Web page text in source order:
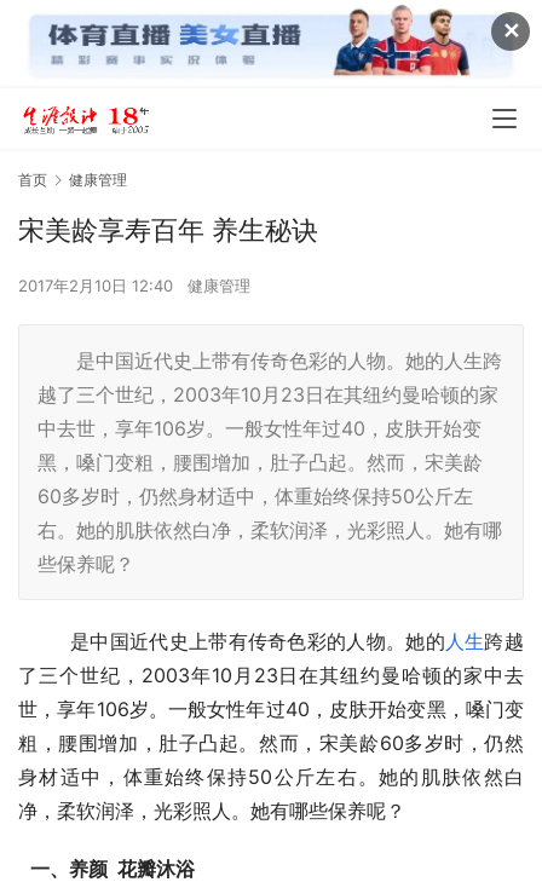
✕
首页 健康管理
宋美龄享寿百年 养生秘诀
2017年2月10日 12:40 健康管理
是中国近代史上带有传奇色彩的人物。她的人生跨
越了三个世纪，2003年10月23日在其纽约曼哈顿的家
中去世，享年106岁。一般女性年过40，皮肤开始变
黑，嗓门变粗，腰围增加，肚子凸起。然而，宋美龄
60多岁时，仍然身材适中，体重始终保持50公斤左
右。她的肌肤依然白净，柔软润泽，光彩照人。她有哪
些保养呢？
  　　是中国近代史上带有传奇色彩的人物。她的
人生跨越
了三个世纪，2003年10月23日在其纽约曼哈顿的家中去
世，享年106岁。一般女性年过40，皮肤开始变黑，嗓门变
粗，腰围增加，肚子凸起。然而，宋美龄60多岁时，仍然
身材适中，体重始终保持50公斤左右。她的肌肤依然白
净，柔软润泽，光彩照人。她有哪些保养呢？
一、养颜  花瓣沐浴